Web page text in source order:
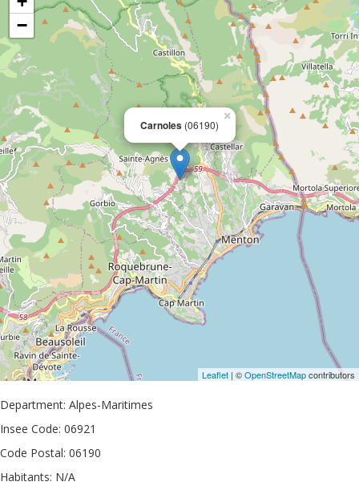
Carnoles (06190)
×
−
Leaflet | ©OpenStreetMapcontributors
Department: Alpes-Maritimes
Insee Code: 06921
Code Postal: 06190
Habitants: N/A